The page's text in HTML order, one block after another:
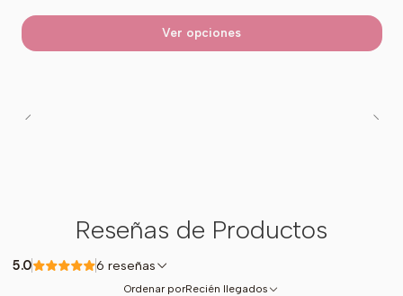
Ver opciones
Reseñas de Productos
5.0 6 reseñas
Ordenar porRecién llegados